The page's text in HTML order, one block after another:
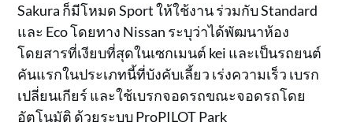
Sakura ก็มีโหมด Sport ให้ใช้งาน ร่วมกับ Standard
และ Eco โดยทาง Nissan ระบุว่าได้พัฒนาห้อง
โดยสารที่เงียบที่สุดในเซกเมนต์ kei และเป็นรถยนต์
คันแรกในประเภทนี้ที่บังคับเลี้ยว เร่งความเร็ว เบรก
เปลี่ยนเกียร์ และใช้เบรกจอดรถขณะจอดรถโดย
อัตโนมัติ ด้วยระบบ ProPILOT Park